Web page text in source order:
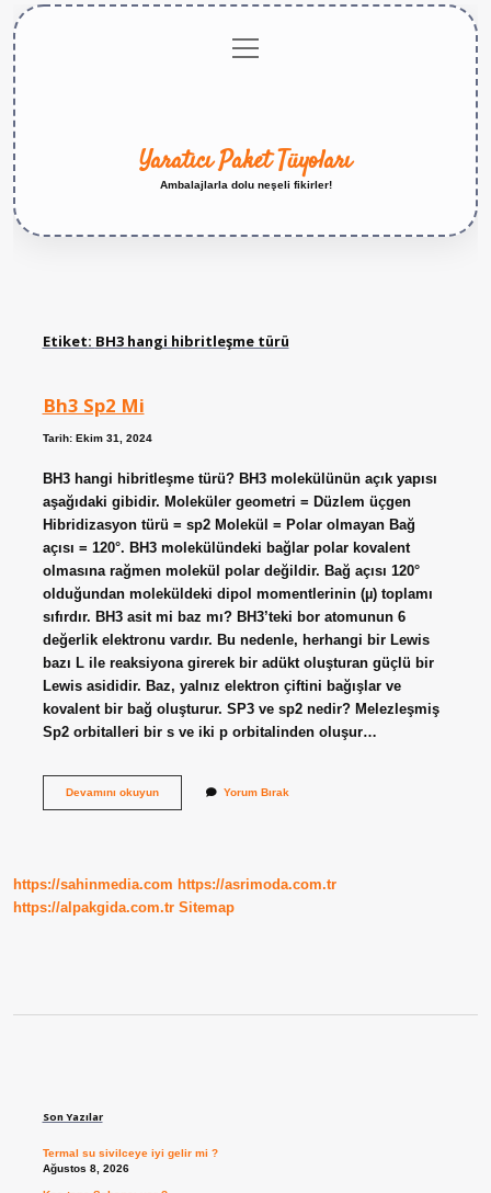
menüyü
aç
Yaratıcı Paket Tüyoları
Ambalajlarla dolu neşeli fikirler!
Etiket: BH3 hangi hibritleşme türü
Bh3 Sp2 Mi
Tarih: Ekim 31, 2024
BH3 hangi hibritleşme türü? BH3 molekülünün açık yapısı
aşağıdaki gibidir. Moleküler geometri = Düzlem üçgen
Hibridizasyon türü = sp2 Molekül = Polar olmayan Bağ
açısı = 120°. BH3 molekülündeki bağlar polar kovalent
olmasına rağmen molekül polar değildir. Bağ açısı 120°
olduğundan moleküldeki dipol momentlerinin (µ) toplamı
sıfırdır. BH3 asit mi baz mı? BH3’teki bor atomunun 6
değerlik elektronu vardır. Bu nedenle, herhangi bir Lewis
bazı L ile reaksiyona girerek bir adükt oluşturan güçlü bir
Lewis asididir. Baz, yalnız elektron çiftini bağışlar ve
kovalent bir bağ oluşturur. SP3 ve sp2 nedir? Melezleşmiş
Sp2 orbitalleri bir s ve iki p orbitalinden oluşur…
Devamını okuyunBh3
Yorum Bırak
https://sahinmedia.com https://asrimoda.com.tr
https://alpakgida.com.tr Sitemap
Son Yazılar
Termal su sivilceye iyi gelir mi ?
Ağustos 8, 2026